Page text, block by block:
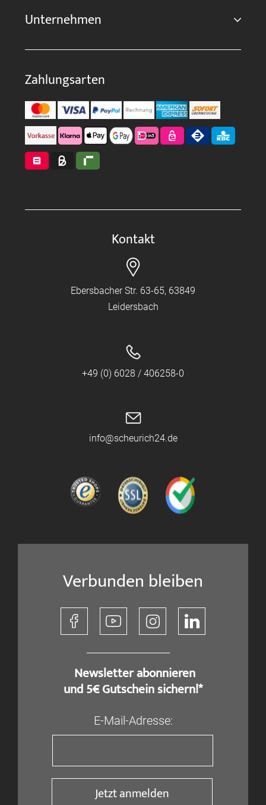
Unternehmen
Zahlungsarten
Kontakt
Ebersbacher Str. 63-65, 63849
Leidersbach
+49 (0) 6028 / 406258-0
info@scheurich24.de
Verbunden bleiben
​ Newsletter abonnieren
und 5€ Gutschein sichern!*
E-Mail-Adresse:
Jetzt anmelden